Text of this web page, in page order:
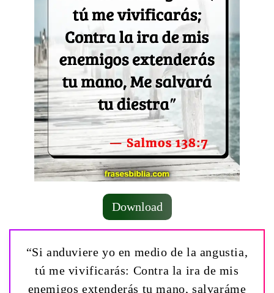
Download
“Si anduviere yo en medio de la angustia,
tú me vivificarás: Contra la ira de mis
enemigos extenderás tu mano, salvaráme